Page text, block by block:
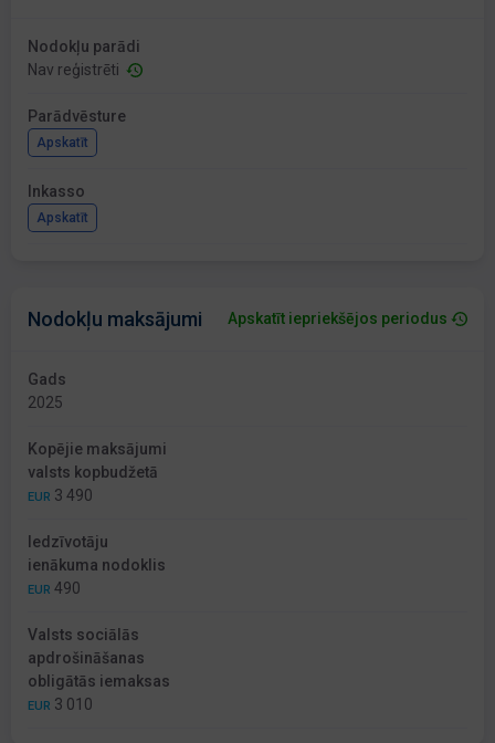
Nodokļu parādi
Nav reģistrēti
Parādvēsture
Apskatīt
Inkasso
Apskatīt
Nodokļu maksājumi Apskatīt iepriekšējos periodus
Gads
2025
Kopējie maksājumi
valsts kopbudžetā
EUR 3 490
Iedzīvotāju
ienākuma nodoklis
EUR 490
Valsts sociālās
apdrošināšanas
obligātās iemaksas
EUR 3 010